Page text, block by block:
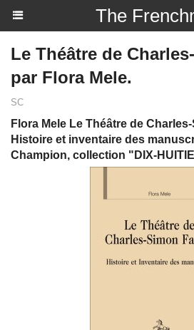
The
Le Théâtre de
par Flora Mele.
SC
Flora Mele Le Théâtre de
Histoire et inventaire des
Champion, collection "DIX-